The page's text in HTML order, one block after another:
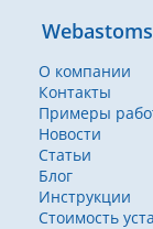
О компании
Контакты
Примеры
Новости
Статьи
Блог
Инструкции
Стоимость